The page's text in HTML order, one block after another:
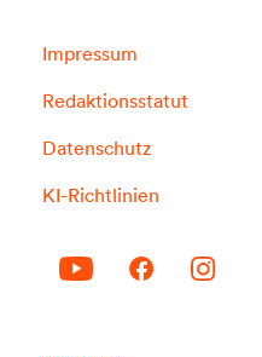
Impressum
Redaktionsstatut
Datenschutz
KI-Richtlinien